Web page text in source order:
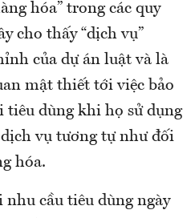
hóa” trong các quy
cho thấy “dịch vụ”
của dự án luật và là
mật thiết tới việc bảo
tiêu dùng khi họ sử dụng
vụ tương tự như đối
hóa.
cầu tiêu dùng ngày